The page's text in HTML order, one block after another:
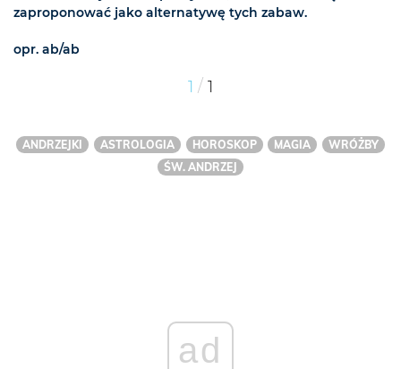
zaproponować jako alternatywę tych zabaw.
opr. ab/ab
1 / 1
ANDRZEJKI ASTROLOGIA HOROSKOP MAGIA
WRÓŻBY
ŚW. ANDRZEJ
ad